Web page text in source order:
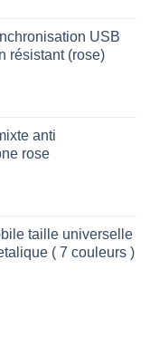
USB
résistant (rose)
anti
rose
taille universelle
( 7 couleurs )